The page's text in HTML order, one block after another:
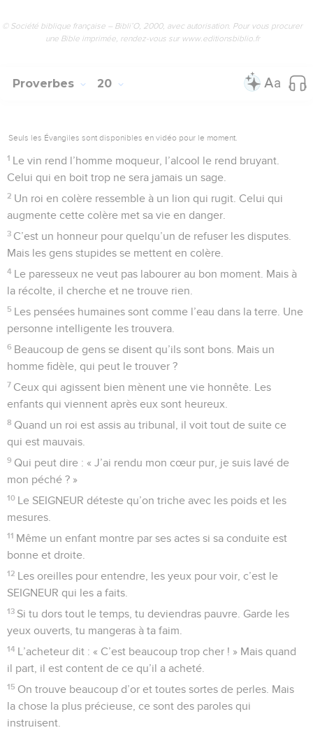
© Société biblique française – Bibli’O, 2000, avec autorisation. Pour vous procurer
une Bible imprimée, rendez-vous sur www.editionsbiblio.fr
Proverbes 20
Seuls les Évangiles sont disponibles en vidéo pour le moment.
1 Le vin rend l’homme moqueur, l’alcool le rend bruyant.
Celui qui en boit trop ne sera jamais un sage.
2 Un roi en colère ressemble à un lion qui rugit. Celui qui
augmente cette colère met sa vie en danger.
3 C’est un honneur pour quelqu’un de refuser les disputes.
Mais les gens stupides se mettent en colère.
4 Le paresseux ne veut pas labourer au bon moment. Mais à
la récolte, il cherche et ne trouve rien.
5 Les pensées humaines sont comme l’eau dans la terre. Une
personne intelligente les trouvera.
6 Beaucoup de gens se disent qu’ils sont bons. Mais un
homme fidèle, qui peut le trouver ?
7 Ceux qui agissent bien mènent une vie honnête. Les
enfants qui viennent après eux sont heureux.
8 Quand un roi est assis au tribunal, il voit tout de suite ce
qui est mauvais.
9 Qui peut dire : « J’ai rendu mon cœur pur, je suis lavé de
mon péché ? »
10 Le SEIGNEUR déteste qu’on triche avec les poids et les
mesures.
11 Même un enfant montre par ses actes si sa conduite est
bonne et droite.
12 Les oreilles pour entendre, les yeux pour voir, c’est le
SEIGNEUR qui les a faits.
13 Si tu dors tout le temps, tu deviendras pauvre. Garde les
yeux ouverts, tu mangeras à ta faim.
14 L’acheteur dit : « C’est beaucoup trop cher ! » Mais quand
il part, il est content de ce qu’il a acheté.
15 On trouve beaucoup d’or et toutes sortes de perles. Mais
la chose la plus précieuse, ce sont des paroles qui
instruisent.